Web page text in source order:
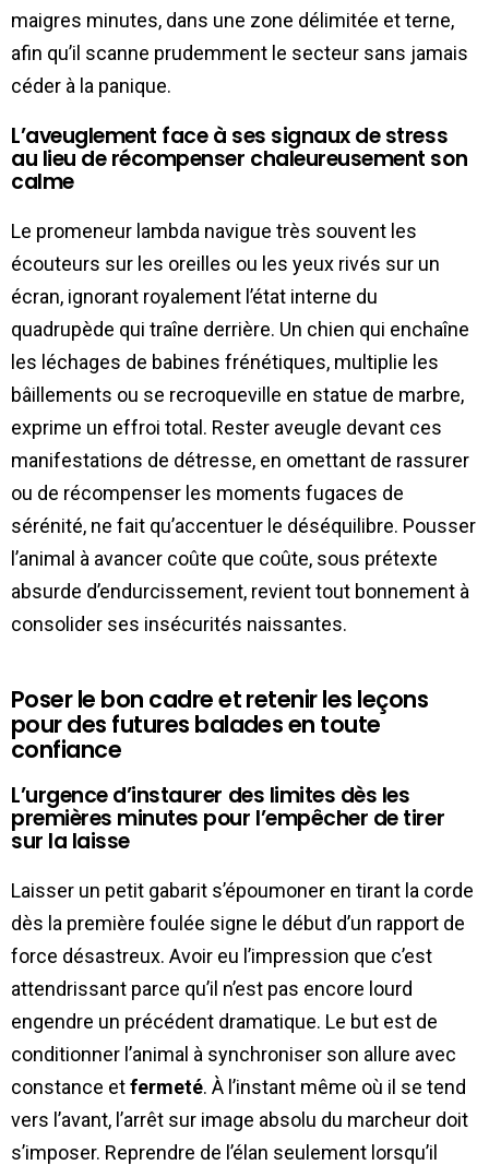
maigres minutes, dans une zone délimitée et terne,
afin qu’il scanne prudemment le secteur sans jamais
céder à la panique.
L’aveuglement face à ses signaux de stress
au lieu de récompenser chaleureusement son
calme
Le promeneur lambda navigue très souvent les
écouteurs sur les oreilles ou les yeux rivés sur un
écran, ignorant royalement l’état interne du
quadrupède qui traîne derrière. Un chien qui enchaîne
les léchages de babines frénétiques, multiplie les
bâillements ou se recroqueville en statue de marbre,
exprime un effroi total. Rester aveugle devant ces
manifestations de détresse, en omettant de rassurer
ou de récompenser les moments fugaces de
sérénité, ne fait qu’accentuer le déséquilibre. Pousser
l’animal à avancer coûte que coûte, sous prétexte
absurde d’endurcissement, revient tout bonnement à
consolider ses insécurités naissantes.
Poser le bon cadre et retenir les leçons
pour des futures balades en toute
confiance
L’urgence d’instaurer des limites dès les
premières minutes pour l’empêcher de tirer
sur la laisse
Laisser un petit gabarit s’époumoner en tirant la corde
dès la première foulée signe le début d’un rapport de
force désastreux. Avoir eu l’impression que c’est
attendrissant parce qu’il n’est pas encore lourd
engendre un précédent dramatique. Le but est de
conditionner l’animal à synchroniser son allure avec
constance etfermeté. À l’instant même où il se tend
vers l’avant, l’arrêt sur image absolu du marcheur doit
s’imposer. Reprendre de l’élan seulement lorsqu’il